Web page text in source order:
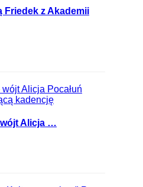
Friedek z Akademii
Alicja …